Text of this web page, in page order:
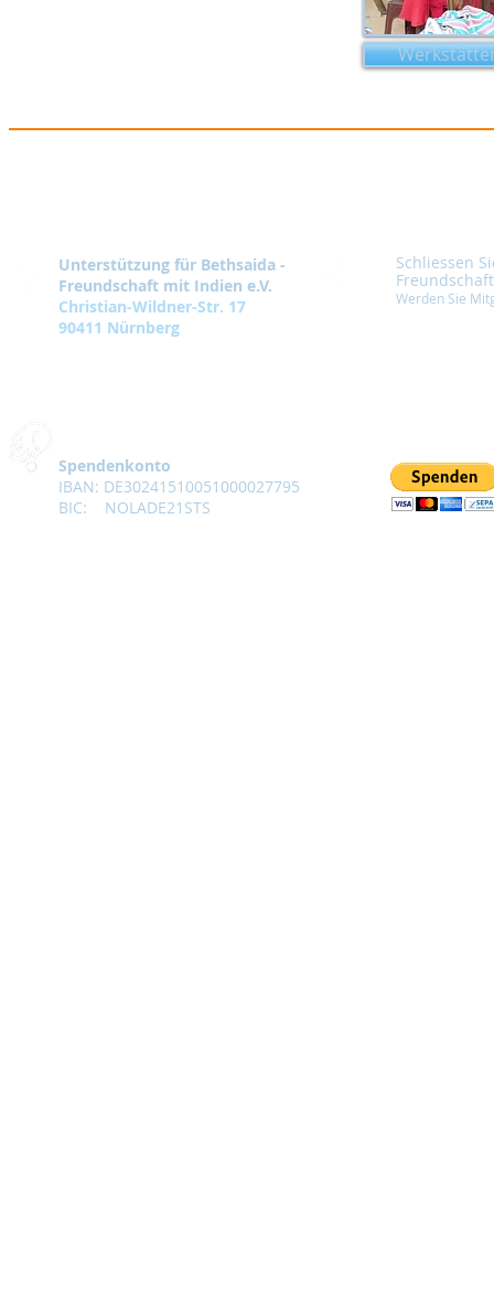
Unterstützung für Bethsaida -
Freundschaft mit Indien e.V.
Christian-Wildner-Str. 17
90411 Nürnberg
Schliessen
Freundschaft
Werden Sie
Spendenkonto
IBAN: DE30241510051000027795
BIC: NOLADE21STS